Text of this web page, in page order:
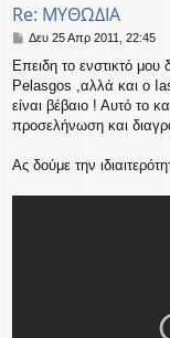
Re: ΜΥΘΩΔΙΑ
Δ
μ
ο
σ
σ
Δευ 25 Απρ 2011, 22:45
Επειδη το ενστικτό μου
Pelasgos ,αλλά και ο
είναι βέβαιο ! Αυτό το
προσελήνωση και
Ας δούμε την